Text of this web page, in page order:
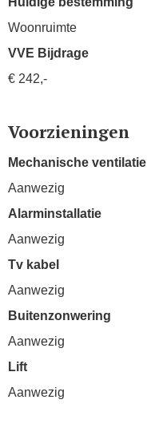
Woonruimte
VVE Bijdrage
€ 242,-
Voorzieningen
Mechanische ventilatie
Aanwezig
Alarminstallatie
Aanwezig
Tv kabel
Aanwezig
Buitenzonwering
Aanwezig
Lift
Aanwezig